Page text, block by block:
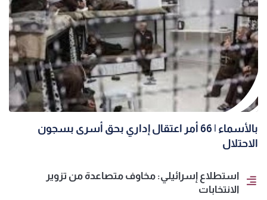
بالأسماء | 66 أمر اعتقال إداري بحق أسرى بسجون
الاحتلال
استطلاع إسرائيلي: مخاوف متصاعدة من تزوير
الانتخابات